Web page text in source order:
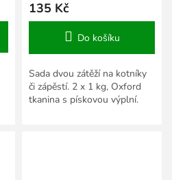
135 Kč
Do košíku
Sada dvou zátěží na kotníky
či zápěstí. 2 x 1 kg, Oxford
tkanina s pískovou výplní.